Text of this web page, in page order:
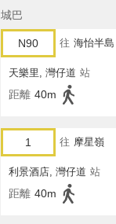
城巴
N90 往 海怡半島
天樂里, 灣仔道 站
距離 40m
1 往 摩星嶺
利景酒店, 灣仔道 站
距離 40m